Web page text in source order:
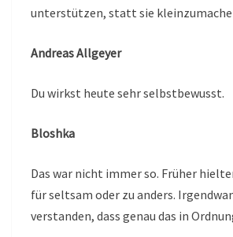
unterstützen, statt sie
Andreas Allgeyer
Du wirkst heute sehr selbstbewusst.
Bloshka
Das war nicht immer so. Früher
für seltsam oder zu anders.
verstanden, dass genau das in